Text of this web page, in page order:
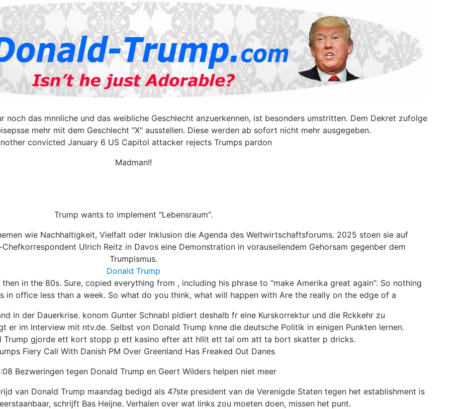
noch das mnnliche und das weibliche Geschlecht anzuerkennen, ist besonders umstritten. Dem Dekret zufolge
mehr mit dem Geschlecht "X" ausstellen. Diese werden ab sofort nicht mehr ausgegeben.
convicted January 6 US Capitol attacker rejects Trumps pardon
Madman!!
Trump wants to implement "Lebensraum".
wie Nachhaltigkeit, Vielfalt oder Inklusion die Agenda des Weltwirtschaftsforums. 2025 stoen sie auf
Ulrich Reitz in Davos eine Demonstration in vorauseilendem Gehorsam gegenber dem
Trumpismus.
Donald Trump
in the 80s. Sure, copied everything from , including his phrase to "make Amerika great again". So nothing
in office less than a week. So what do you think, what will happen with Are the really on the edge of a
in der Dauerkrise. konom Gunter Schnabl pldiert deshalb fr eine Kurskorrektur und die Rckkehr zu
er im Interview mit ntv.de. Selbst von Donald Trump knne die deutsche Politik in einigen Punkten lernen.
Trump gjorde ett kort stopp p ett kasino efter att hllit ett tal om att ta bort skatter p dricks.
Fiery Call With Danish PM Over Greenland Has Freaked Out Danes
Bezweringen tegen Donald Trump en Geert Wilders helpen niet meer
van Donald Trump maandag bedigd als 47ste president van de Verenigde Staten tegen het establishment is
schrijft Bas Heijne. Verhalen over wat links zou moeten doen, missen het punt.